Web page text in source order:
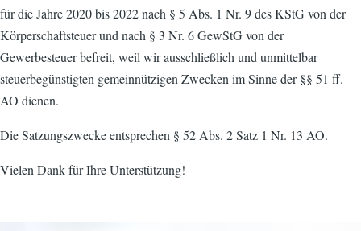
für die Jahre 2020 bis 2022 nach § 5 Abs. 1 Nr. 9 des KStG von der
Körperschaftsteuer und nach § 3 Nr. 6 GewStG von der
Gewerbesteuer befreit, weil wir ausschließlich und unmittelbar
steuerbegünstigten gemeinnützigen Zwecken im Sinne der §§ 51 ff.
AO dienen.
Die Satzungszwecke entsprechen § 52 Abs. 2 Satz 1 Nr. 13 AO.
Vielen Dank für Ihre Unterstützung!